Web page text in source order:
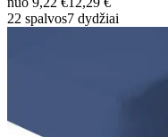
22 spalvos7 dydžiai